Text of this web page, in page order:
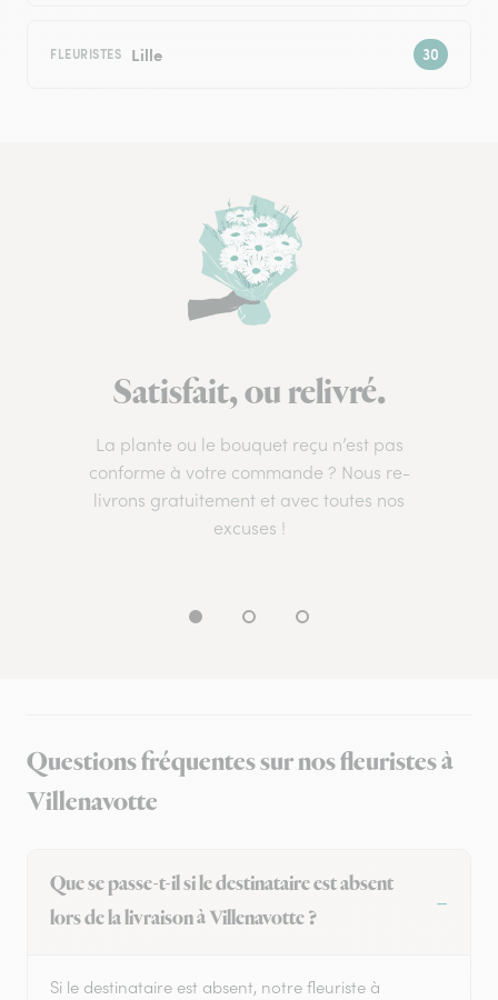
FLEURISTES Lille
Satisfait, ou relivré.
La plante ou le bouquet reçu n’est pas
conforme à votre commande ? Nous re-
livrons gratuitement et avec toutes nos
excuses !
Questions fréquentes sur nos fleuristes à
Villenavotte
Que se passe-t-il si le destinataire est absent
lors de la livraison à Villenavotte ?
Si le destinataire est absent, notre fleuriste à